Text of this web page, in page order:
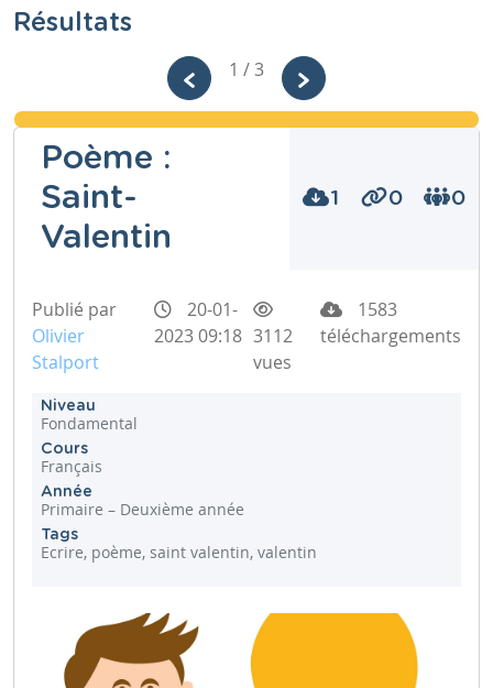
Résultats
1 / 3
Poème :
Saint-
Valentin
1 0 0
Publié par
Olivier
Stalport
20-01-
2023 09:18 3112
vues
1583
téléchargements
Niveau
Fondamental
Cours
Français
Année
Primaire – Deuxième année
Tags
Ecrire, poème, saint valentin, valentin